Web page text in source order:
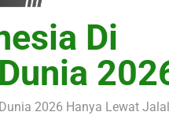
Malam Ini Pukul 20.00
Ini Pukul 19.00 WIB
Seputar Pertandingan
Dini Hari Ini Pukul 01.00 WIB
Di
2026 Hanya Lewat